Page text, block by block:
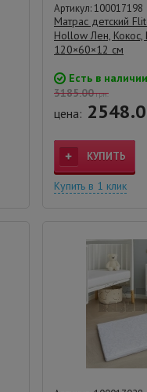
Артикул: 100017198
Матрас детский
Hollow Лен, Кокос,
120×60×12 см
Есть в наличии
3185.00грн.
цена:
КУПИТЬ
Купить в 1 клик